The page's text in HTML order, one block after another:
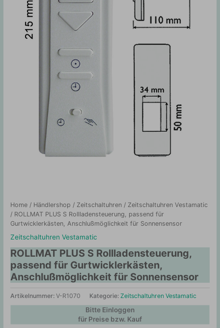
Home / Händlershop / Zeitschaltuhren / Zeitschaltuhren Vestamatic
/ ROLLMAT PLUS S Rollladensteuerung, passend für
Gurtwicklerkästen, Anschlußmöglichkeit für Sonnensensor
Zeitschaltuhren Vestamatic
ROLLMAT PLUS S Rollladensteuerung,
passend für Gurtwicklerkästen,
Anschlußmöglichkeit für Sonnensensor
Artikelnummer:V-R1070 Kategorie:Zeitschaltuhren Vestamatic
Bitte Einloggen
für Preise bzw. Kauf